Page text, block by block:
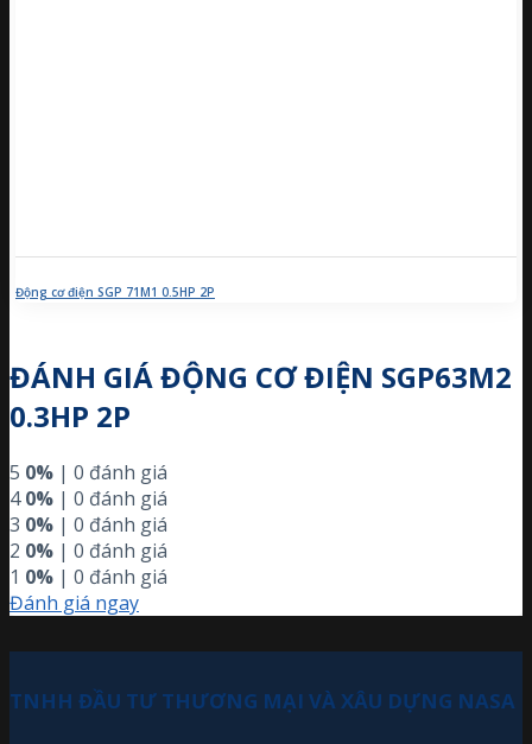
Động cơ điện SGP 71M1 0.5HP 2P
ĐÁNH GIÁ ĐỘNG CƠ ĐIỆN SGP63M2
0.3HP 2P
5 0% | 0 đánh giá
4 0% | 0 đánh giá
3 0% | 0 đánh giá
2 0% | 0 đánh giá
1 0% | 0 đánh giá
Đánh giá ngay
TNHH ĐẦU TƯ THƯƠNG MẠI VÀ XÂU DỰNG NASA